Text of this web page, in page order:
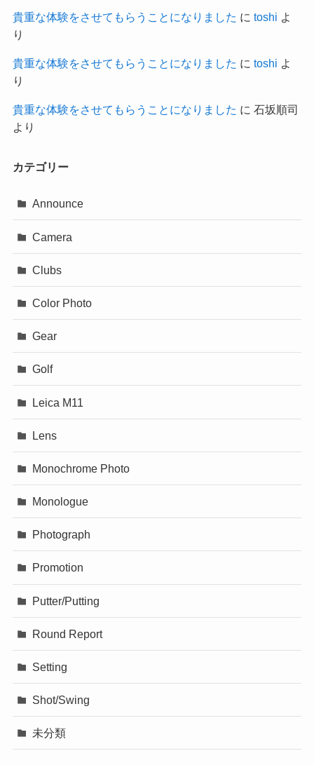
貴重な体験をさせてもらうことになりました に toshi よ
り
貴重な体験をさせてもらうことになりました に toshi よ
り
貴重な体験をさせてもらうことになりました に 石坂順司
より
カテゴリー
Announce
Camera
Clubs
Color Photo
Gear
Golf
Leica M11
Lens
Monochrome Photo
Monologue
Photograph
Promotion
Putter/Putting
Round Report
Setting
Shot/Swing
未分類